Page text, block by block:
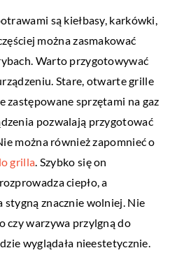
są kiełbasy, karkówki,
można zasmakować
Warto przygotowywać
Stare, otwarte grille
zastępowane sprzętami na gaz
pozwalają przygotować
można również zapomnieć o
grilla. Szybko się on
ciepło, a
znacznie wolniej. Nie
czy warzywa przylgną do
wyglądała nieestetycznie.